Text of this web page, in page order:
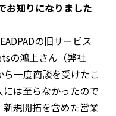
お知りになりました
の旧サービス
の鴻上さん（弊社
ら一度商談を受けたこ
は至らなかったので
新規開拓を含めた営業